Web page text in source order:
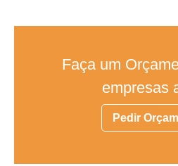
Faça um
empresas
Pedir